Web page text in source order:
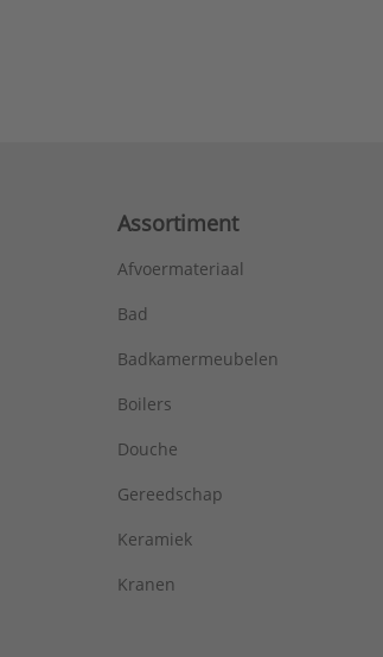
Assortiment
Afvoermateriaal
Bad
Badkamermeubelen
Boilers
Douche
Gereedschap
Keramiek
Kranen